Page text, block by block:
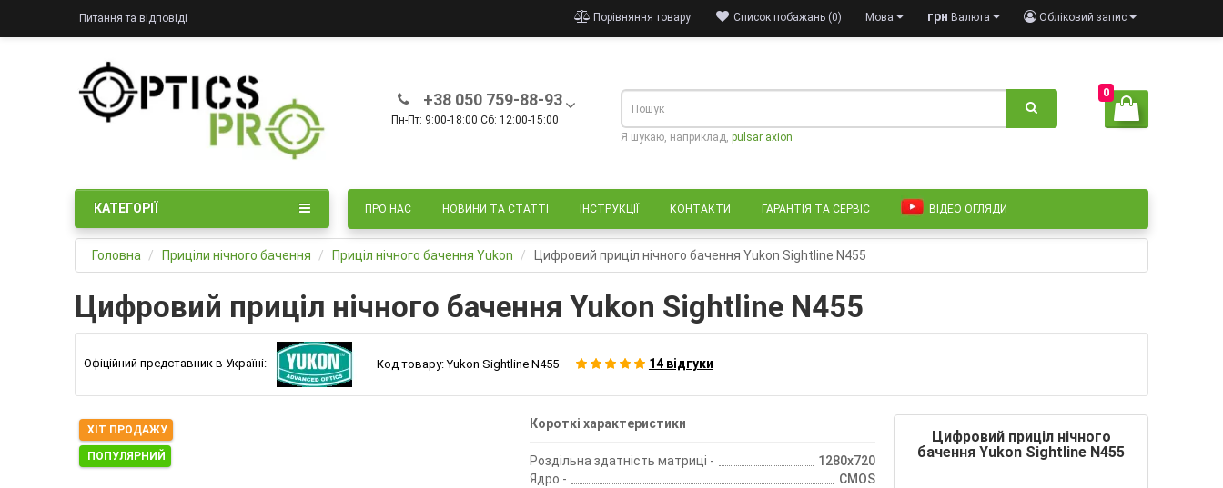
Питання та відповіді Обліковий запис
грн Валюта
Мова
Список побажань (0)
Порівняння товару
+38 050 759-88-93
Пн-Пт: 9:00-18:00 Сб: 12:00-15:00
0
Я шукаю, наприклад, pulsar axion
ПРО НАС НОВИНИ ТА СТАТТІ ІНСТРУКЦІЇ КОНТАКТИ ГАРАНТІЯ ТА СЕРВІС ВІДЕО ОГЛЯДИ
КАТЕГОРІЇ
Головна Приціли нічного бачення Приціл нічного бачення Yukon Цифровий приціл нічного бачення Yukon Sightline N455
Цифровий приціл нічного бачення Yukon Sightline N455
Офіційний представник в Україні: Код товару: Yukon Sightline N455 14 відгуки
ХІТ ПРОДАЖУ
ПОПУЛЯРНИЙ
Короткі характеристики
Роздільна здатність матриці -
1280x720
Ядро -
CMOS
Цифровий приціл нічного
бачення Yukon Sightline N455